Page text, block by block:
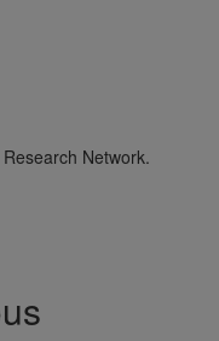
Network.